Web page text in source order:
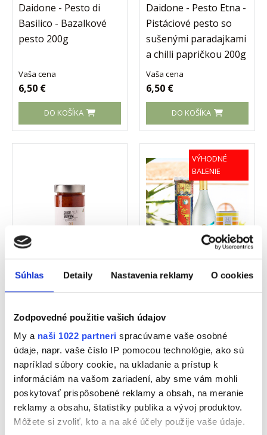
Súhlas Detaily Nastavenia reklamy O cookies
Zodpovedné použitie vašich údajov
My a naši 1022 partneri spracúvame vaše osobné
údaje, napr. vaše číslo IP pomocou technológie, ako sú
napríklad súbory cookie, na ukladanie a prístup k
informáciám na vašom zariadení, aby sme vám mohli
poskytovať prispôsobené reklamy a obsah, na meranie
reklamy a obsahu, štatistiky publika a vývoj produktov.
Môžete si zvoliť, kto a na aké účely použije vaše údaje.
Daidone - Pesto di
Basilico - Bazalkové
pesto 200g
Vaša cena
6,50 €
DO KOŠÍKA
Daidone - Pesto Etna -
Pistáciové pesto so
sušenými paradajkami
a chilli papričkou 200g
Vaša cena
6,50 €
DO KOŠÍKA
Daidone - Sugo alla
baklažánová omáčka
190g
Vaša cena
6,30 €
DO KOŠÍKA
VÝHODNÉ
BALENIE
Vaša cena
33,49 € 27,99 €
DO KOŠÍKA